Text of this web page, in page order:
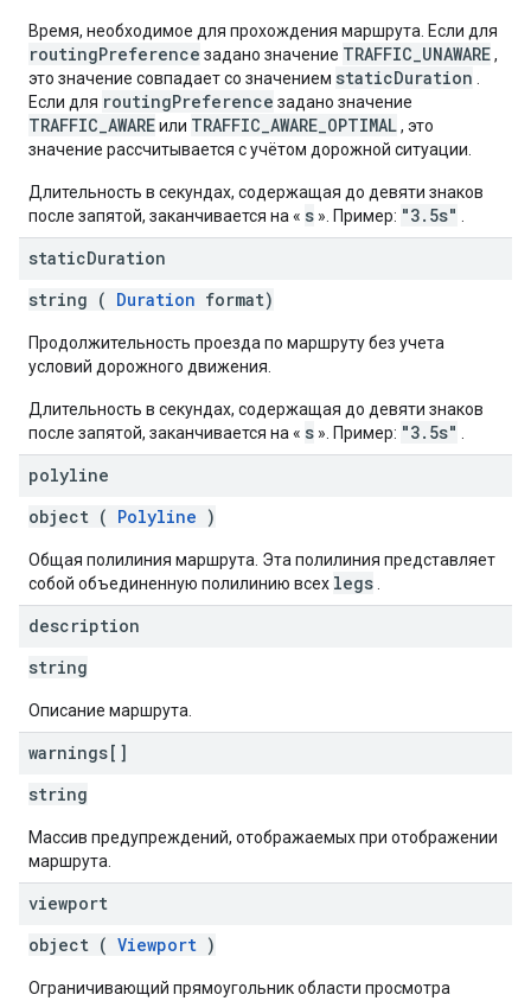
Время, необходимое для прохождения маршрута. Если для
routingPreference задано значение TRAFFIC_UNAWARE,
это значение совпадает со значением staticDuration
Если для routingPreference задано значение
TRAFFIC_AWAREили TRAFFIC_AWARE_OPTIMAL, это
значение рассчитывается с учётом дорожной ситуации.
Длительность в секундах, содержащая до девяти знаков
после запятой, заканчивается на « s ». Пример: "3.5s"
staticDuration
string ( Duration format)
Продолжительность проезда по маршруту без учета
условий дорожного движения.
Длительность в секундах, содержащая до девяти знаков
после запятой, заканчивается на « s ». Пример: "3.5s"
polyline
object ( Polyline )
Общая полилиния маршрута. Эта полилиния представляет
собой объединенную полилинию всех legs
description
string
Описание маршрута.
warnings[]
string
Массив предупреждений, отображаемых при отображении
маршрута.
viewport
object ( Viewport )
Ограничивающий прямоугольник области просмотра